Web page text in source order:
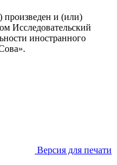
и (или)
Исследовательский
иностранного
Версия для печати